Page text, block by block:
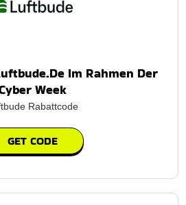
Im Rahmen Der
Week
Rabattcode
GET CODE